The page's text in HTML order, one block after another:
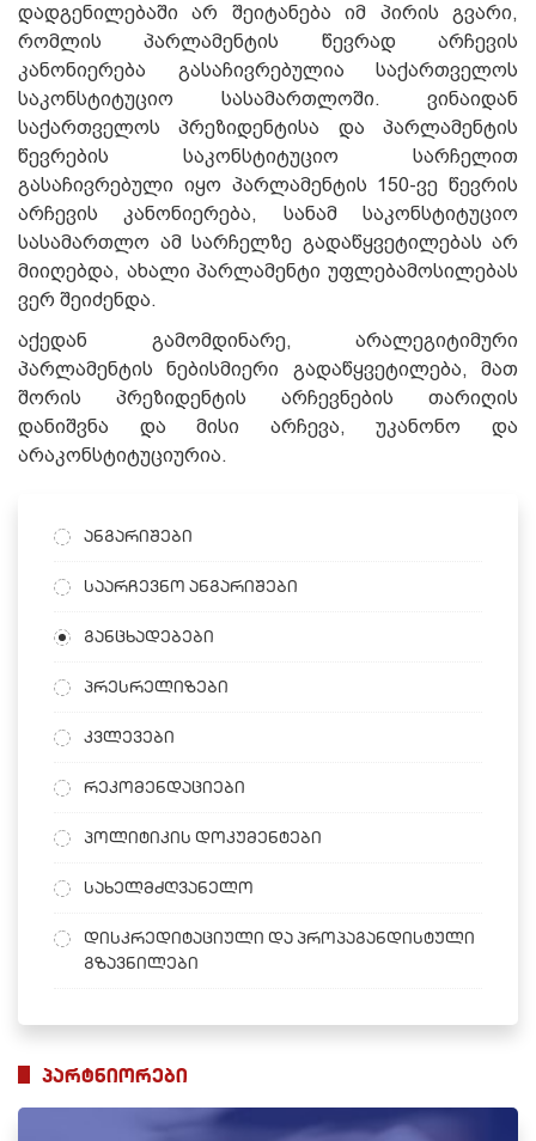
დადგენილებაში არ შეიტანება იმ პირის გვარი,
რომლის პარლამენტის წევრად არჩევის
კანონიერება გასაჩივრებულია საქართველოს
საკონსტიტუციო სასამართლოში. ვინაიდან
საქართველოს პრეზიდენტისა და პარლამენტის
წევრების საკონსტიტუციო სარჩელით
გასაჩივრებული იყო პარლამენტის 150-ვე წევრის
არჩევის კანონიერება, სანამ საკონსტიტუციო
სასამართლო ამ სარჩელზე გადაწყვეტილებას არ
მიიღებდა, ახალი პარლამენტი უფლებამოსილებას
ვერ შეიძენდა.
აქედან გამომდინარე, არალეგიტიმური
პარლამენტის ნებისმიერი გადაწყვეტილება, მათ
შორის პრეზიდენტის არჩევნების თარიღის
დანიშვნა და მისი არჩევა, უკანონო და
არაკონსტიტუციურია.
ანგარიშები
საარჩევნო ანგარიშები
განცხადებები
პრესრელიზები
კვლევები
რეკომენდაციები
პოლიტიკის დოკუმენტები
სახელმძღვანელო
დისკრედიტაციული და პროპაგანდისტული
გზავნილები
პარტნიორები